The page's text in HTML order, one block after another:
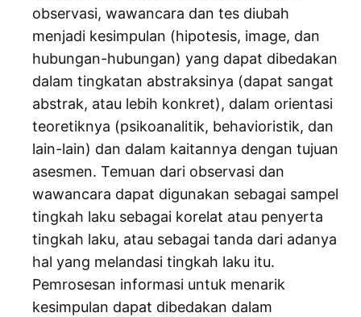
observasi, wawancara dan tes diubah
menjadi kesimpulan (hipotesis, image, dan
hubungan-hubungan) yang dapat dibedakan
dalam tingkatan abstraksinya (dapat sangat
abstrak, atau lebih konkret), dalam orientasi
teoretiknya (psikoanalitik, behavioristik, dan
lain-lain) dan dalam kaitannya dengan tujuan
asesmen. Temuan dari observasi dan
wawancara dapat digunakan sebagai sampel
tingkah laku sebagai korelat atau penyerta
tingkah laku, atau sebagai tanda dari adanya
hal yang melandasi tingkah laku itu.
Pemrosesan informasi untuk menarik
kesimpulan dapat dibedakan dalam